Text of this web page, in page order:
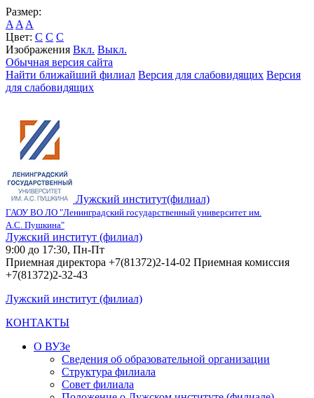
Размер:
A A A
Цвет: C C C
Изображения Вкл. Выкл.
Обычная версия сайта
Найти ближайший филиал Версия для слабовидящих Версия
для слабовидящих
Лужский институт(филиал)
ГАОУ ВО ЛО "Ленинградский государственный университет им.
А.С. Пушкина"
Лужский институт (филиал)
9:00 до 17:30, Пн-Пт
Приемная директора +7(81372)2-14-02 Приемная комиссия
+7(81372)2-32-43
Лужский институт (филиал)
КОНТАКТЫ
О ВУЗе
Сведения об образовательной организации
Структура филиала
Совет филиала